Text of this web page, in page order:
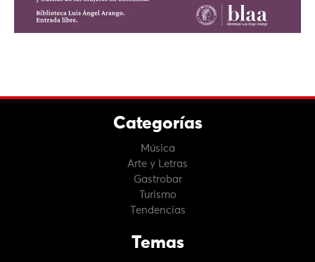
Categorías
Música
Arte y Letras
Gastrobar
Turismo
Tendencias
Temas